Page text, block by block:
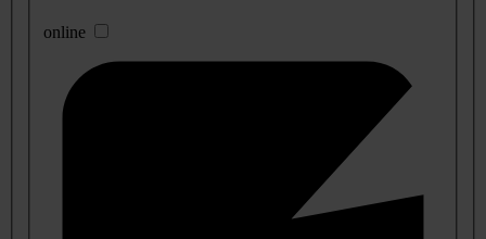
online